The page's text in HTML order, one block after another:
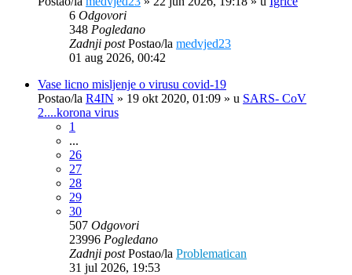
6 Odgovori
348 Pogledano
Zadnji postPostao/la medvjed23
01 aug 2026, 00:42
Vase licno misljenje o virusu covid-19
Postao/la R4IN » 19 okt 2020, 01:09 » u SARS- CoV
2....korona virus
1
...
26
27
28
29
30
507 Odgovori
23996 Pogledano
Zadnji postPostao/la Problematican
31 jul 2026, 19:53